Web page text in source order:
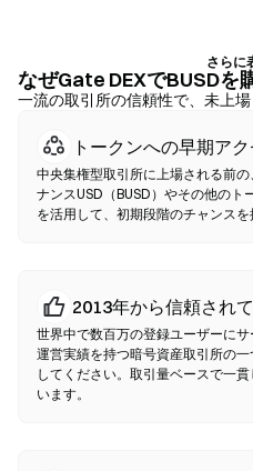
自己保管を重視するユーザー向
レットでは、お客様自身が秘密
ットは法定通貨オンランプにも
にクレジットカードでBUSDを
確認前に必ずシードフレーズを
ドレスを確認してください。
仲介者なしでP2P取引を行いま
使用してオンチェーンでスワッ
認は不要です。互換性のあるウ
を選択し、スリッページ許容値
ください。ガス代が発生し、流
なぜGate DEXでBUSDを
一流の取引所の信頼性で、未上
トークンへの早期アク
中央集権型取引所に上場される前
ナンスUSD（BUSD）やその他のト
を活用して、初期段階のチャンスを
2013年から信頼され
世界中で数百万の登録ユーザーに
運営実績を持つ暗号資産取引所の
してください。取引量ベースで一
います。